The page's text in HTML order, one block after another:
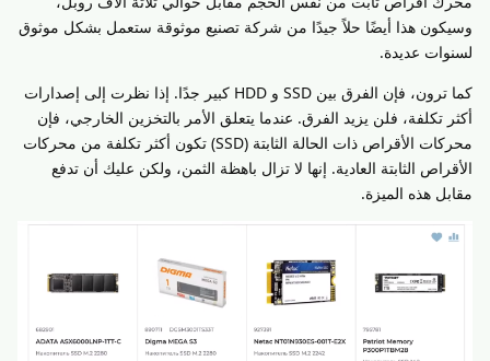
وسيكون هذا أيضًا حلاً جيدًا من شركة تصنيع موثوقة ستعمل بشكل موثوق
لسنوات عديدة.
كما ترون، فإن الفرق بين SSD و HDD كبير جدًا. إذا نظرت إلى إصدارات
أكثر تكلفة، فلن يزيد الفرق. عندما يتعلق الأمر بالتخزين الخارجي، فإن
محركات الأقراص ذات الحالة الثابتة (SSD) تكون أكثر تكلفة من محركات
الأقراص الثابتة العادية. إنها لا تزال باهظة الثمن، ولكن عليك أن تدفع
مقابل هذه الميزة.